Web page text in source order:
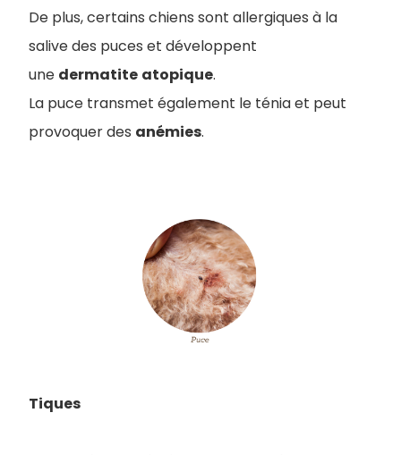
De plus, certains chiens sont allergiques à la
salive des puces et développent
une dermatite atopique.
La puce transmet également le ténia et peut
provoquer des anémies.
Tiques